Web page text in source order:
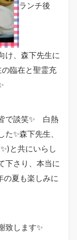
ランチ後
け、森下先生に
臨在と聖霊充
で談笑✨ 白熱
✨森下先生、
と共にいらし
下さり、本当に
夏も楽しみに
致します✨